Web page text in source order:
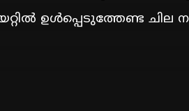
ഉള്‍പ്പെടുത്തേണ്ട ചില